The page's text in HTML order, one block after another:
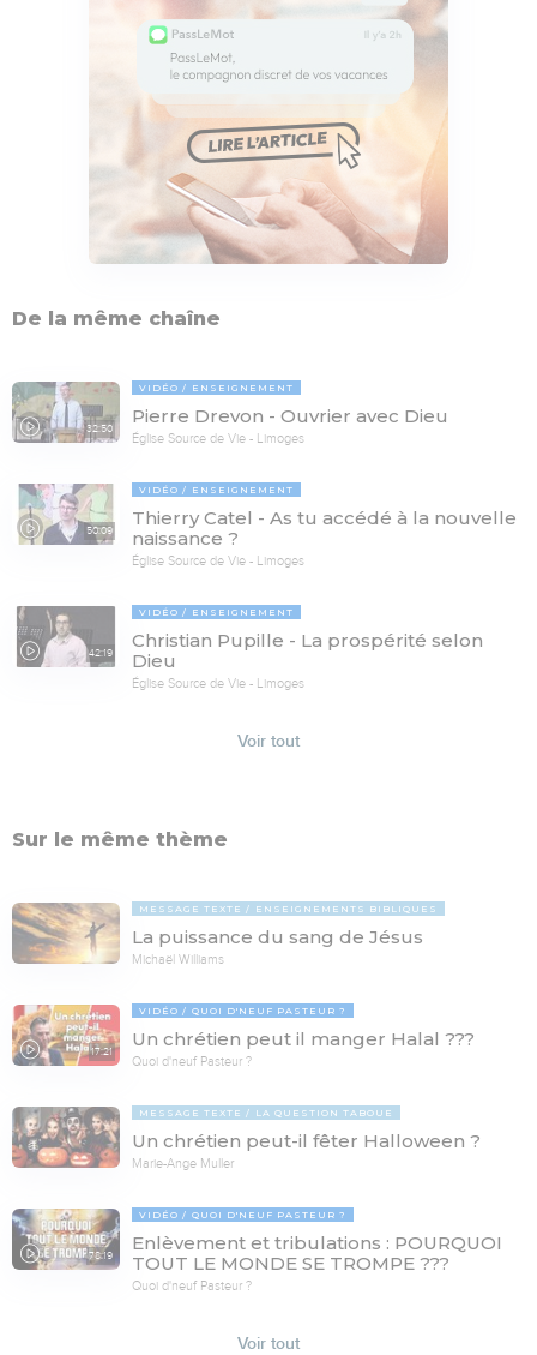
De la même chaîne
32:50
VIDÉO ENSEIGNEMENT
Pierre Drevon - Ouvrier avec Dieu
Église Source de Vie - Limoges
50:09
VIDÉO ENSEIGNEMENT
Thierry Catel - As tu accédé à la nouvelle
naissance ?
Église Source de Vie - Limoges
42:19
VIDÉO ENSEIGNEMENT
Christian Pupille - La prospérité selon
Dieu
Église Source de Vie - Limoges
Voir tout
Sur le même thème
MESSAGE TEXTE ENSEIGNEMENTS BIBLIQUES
La puissance du sang de Jésus
Michaël Williams
17:21
VIDÉO QUOI D'NEUF PASTEUR ?
Un chrétien peut il manger Halal ???
Quoi d'neuf Pasteur ?
MESSAGE TEXTE LA QUESTION TABOUE
Un chrétien peut-il fêter Halloween ?
Marie-Ange Muller
78:19
VIDÉO QUOI D'NEUF PASTEUR ?
Enlèvement et tribulations : POURQUOI
TOUT LE MONDE SE TROMPE ???
Quoi d'neuf Pasteur ?
Voir tout